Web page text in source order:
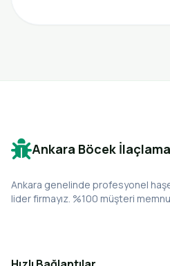
Ankara Böcek İlaçlama
Ankara genelinde profesyonel
lider firmayız. %100 müşteri